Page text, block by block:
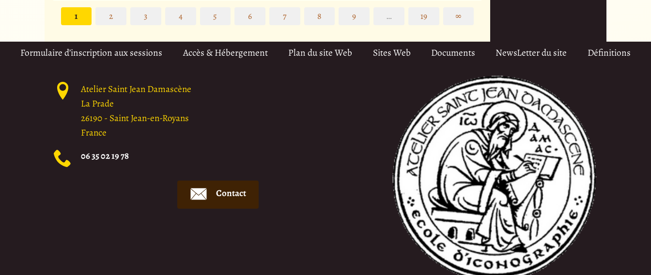
1
2 3 4 5 6 7 8 9 … 19 ∞
Formulaire d’inscription aux sessions Accès & Hébergement Plan du site Web Sites Web Documents NewsLetter du site Définitions
Atelier Saint Jean Damascène
La Prade
26190- Saint Jean-en-Royans
France
06 35 02 19 78
Contact